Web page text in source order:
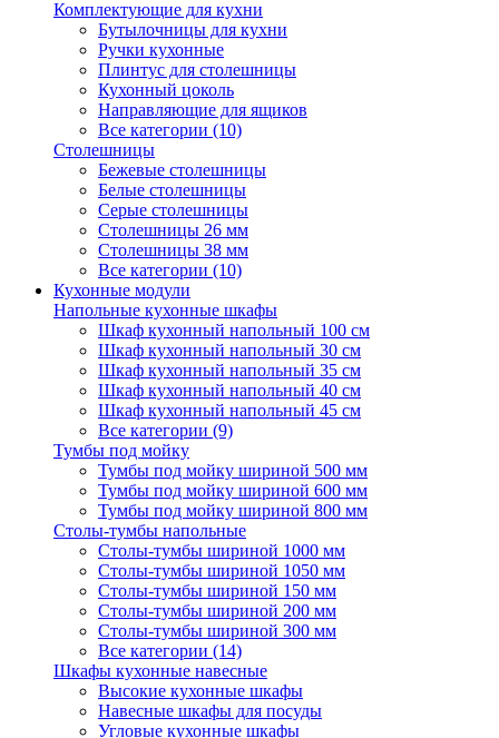
Комплектующие для кухни
Бутылочницы для кухни
Ручки кухонные
Плинтус для столешницы
Кухонный цоколь
Направляющие для ящиков
Все категории (10)
Столешницы
Бежевые столешницы
Белые столешницы
Серые столешницы
Столешницы 26 мм
Столешницы 38 мм
Все категории (10)
Кухонные модули
Напольные кухонные шкафы
Шкаф кухонный напольный 100 см
Шкаф кухонный напольный 30 см
Шкаф кухонный напольный 35 см
Шкаф кухонный напольный 40 см
Шкаф кухонный напольный 45 см
Все категории (9)
Тумбы под мойку
Тумбы под мойку шириной 500 мм
Тумбы под мойку шириной 600 мм
Тумбы под мойку шириной 800 мм
Столы-тумбы напольные
Столы-тумбы шириной 1000 мм
Столы-тумбы шириной 1050 мм
Столы-тумбы шириной 150 мм
Столы-тумбы шириной 200 мм
Столы-тумбы шириной 300 мм
Все категории (14)
Шкафы кухонные навесные
Высокие кухонные шкафы
Навесные шкафы для посуды
Угловые кухонные шкафы